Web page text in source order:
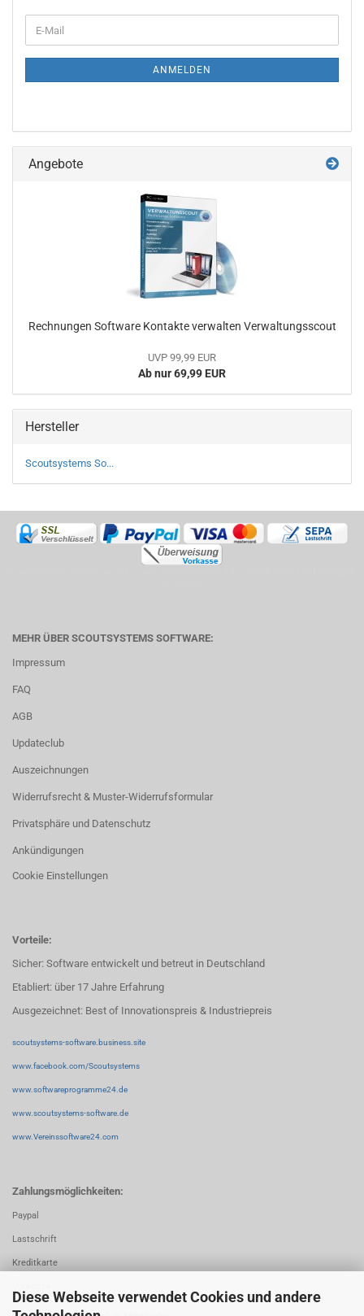
Diese Webseite verwendet Cookies und andere
ZUR
E-
Mail
ANMELDEN
Angebote
Rechnungen Software Kontakte verwalten Verwaltungsscout
UVP 99,99 EUR
Ab nur 69,99 EUR
Hersteller
Scoutsystems So...
MEHR ÜBER SCOUTSYSTEMS SOFTWARE:
Impressum
FAQ
AGB
Updateclub
Auszeichnungen
Widerrufsrecht & Muster-Widerrufsformular
Privatsphäre und Datenschutz
Ankündigungen
Cookie Einstellungen
Vorteile:
Sicher: Software entwickelt und betreut in Deutschland
Etabliert: über 17 Jahre Erfahrung
Ausgezeichnet: Best of Innovationspreis & Industriepreis
scoutsystems-software.business.site
www.facebook.com/Scoutsystems
www.softwareprogramme24.de
www.scoutsystems-software.de
www.Vereinssoftware24.com
Zahlungsmöglichkeiten:
Paypal
Lastschrift
Kreditkarte